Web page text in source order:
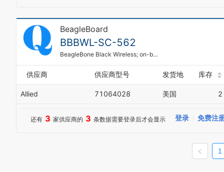
BeagleBoard
BBBWL-SC-562
BeagleBone Black Wireless; on-board 802.11 b/g/n 2.4 GHz WiFi and Bluetooth
供应商 供应商型号 发货地 库存
Allied 71064028 美国 2
还有 3 家供应商的 3 条数据需要登录后才会显示 登录 免费注
1